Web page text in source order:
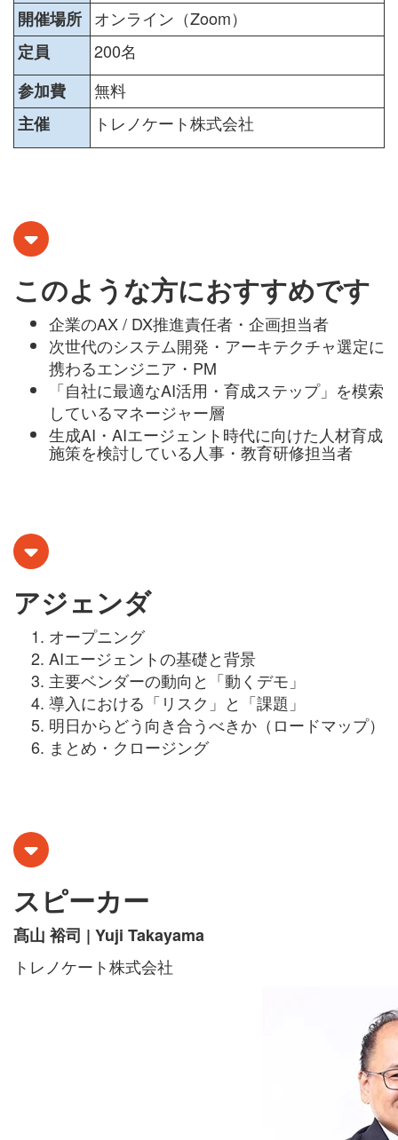
開催場所 オンライン（Zoom）
定員
200名
参加費
無料
主催
トレノケート株式会社
このような方におすすめです
企業のAX / DX推進責任者・企画担当者
次世代のシステム開発・アーキテクチャ選定に
携わるエンジニア・PM
「自社に最適なAI活用・育成ステップ」を模索
しているマネージャー層
生成AI・AIエージェント時代に向けた人材育成
施策を検討している人事・教育研修担当者
アジェンダ
オープニング
AIエージェントの基礎と背景
主要ベンダーの動向と「動くデモ」
導入における「リスク」と「課題」
明日からどう向き合うべきか（ロードマップ）
まとめ・クロージング
スピーカー
髙山 裕司 | Yuji Takayama
トレノケート株式会社